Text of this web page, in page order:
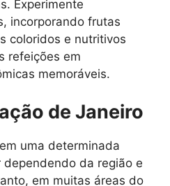
Experimente
incorporando frutas
coloridos e nutritivos
refeições em
memoráveis.
de Janeiro
uma determinada
da região e
em muitas áreas do